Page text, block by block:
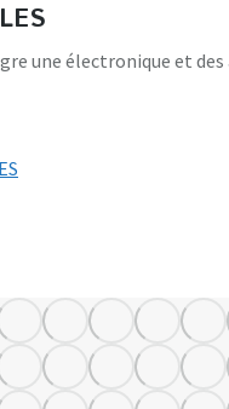
une électronique et